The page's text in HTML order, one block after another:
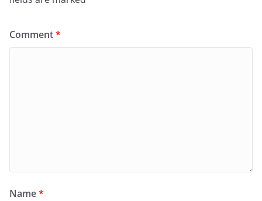
Comment*
Name*